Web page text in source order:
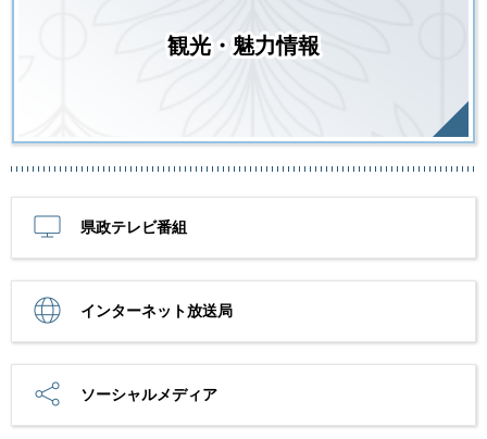
観光・魅力情報
県政テレビ番組
インターネット放送局
ソーシャルメディア